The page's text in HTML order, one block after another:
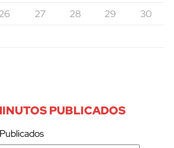
27 28 29
30
PUBLICADOS